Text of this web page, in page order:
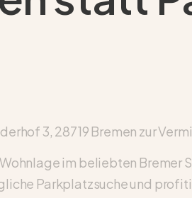
3, 28719 Bremen zur
im beliebten
Parkplatzsuche und